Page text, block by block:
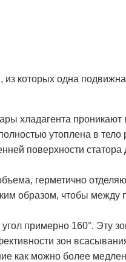
из которых одна
хладагента проникают
утоплена в
поверхности
герметично
образом, чтобы
примерно 160°. Эту
зон
как можно более